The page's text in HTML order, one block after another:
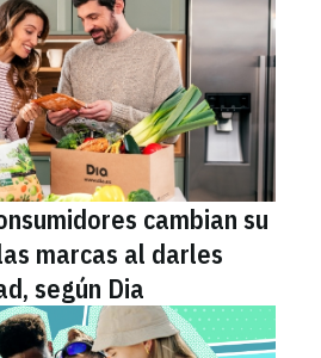
cambian su
marcas al darles
según Dia